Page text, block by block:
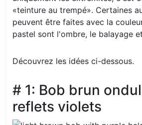
«teinture au trempé». Certaines
peuvent être faites avec la
pastel sont l'ombre, le balayage
Découvrez les idées ci-dessous.
# 1: Bob brun
reflets violets